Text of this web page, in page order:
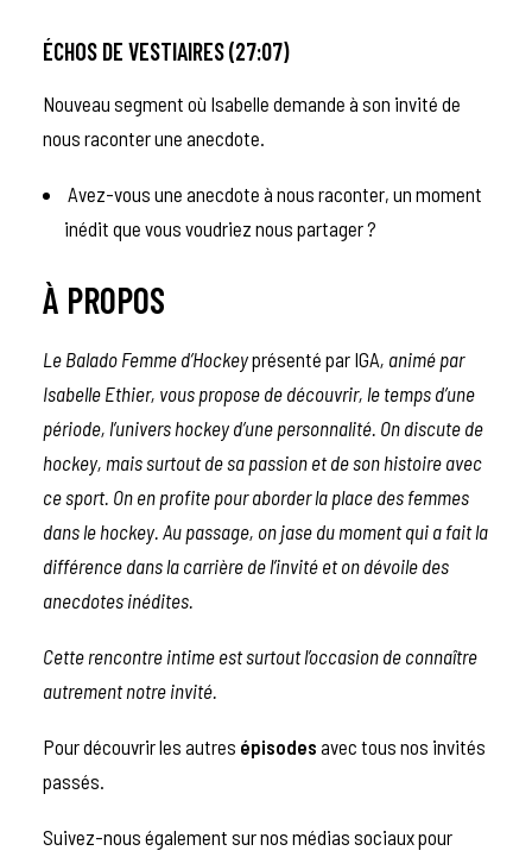
ÉCHOS DE VESTIAIRES (27:07)
Nouveau segment où Isabelle demande à son invité de
nous raconter une anecdote.
Avez-vous une anecdote à nous raconter, un moment
inédit que vous voudriez nous partager ?
À PROPOS
Le Balado Femme d’Hockeyprésenté par IGA, animé par
Isabelle Ethier, vous propose de découvrir, le temps d’une
période, l’univers hockey d’une personnalité. On discute de
hockey, mais surtout de sa passion et de son histoire avec
ce sport. On en profite pour aborder la place des femmes
dans le hockey. Au passage, on jase du moment qui a fait la
différence dans la carrière de l’invité et on dévoile des
anecdotes inédites.
Cette rencontre intime est surtout l’occasion de connaître
autrement notre invité.
Pour découvrir les autres épisodes avec tous nos invités
passés.
Suivez-nous également sur nos médias sociaux pour